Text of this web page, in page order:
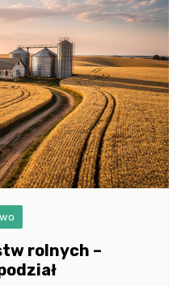
rolnych –